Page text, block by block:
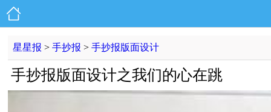
星星报 >手抄报 >手抄报版面设计
手抄报版面设计之我们的心在跳